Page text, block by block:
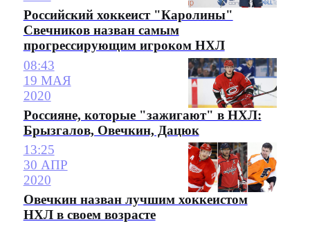
Российский хоккеист "Каролины"
Свечников назван самым
прогрессирующим игроком НХЛ
08:43
19 МАЯ
2020
Россияне, которые "зажигают" в НХЛ:
Брызгалов, Овечкин, Дацюк
13:25
30 АПР
2020
Овечкин назван лучшим хоккеистом
НХЛ в своем возрасте